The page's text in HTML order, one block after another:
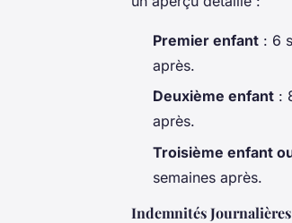
Premier enfant : 6
après.
Deuxième enfant :
après.
Troisième enfant
semaines après.
Indemnités Journalières